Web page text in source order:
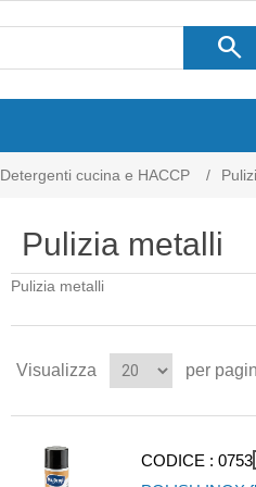
search
Detergenti cucina e HACCP /
Pulizia metalli
Pulizia metalli
Visualizza per
CODICE : 0753